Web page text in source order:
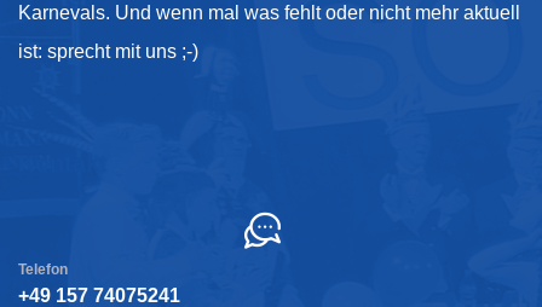
Karnevals. Und wenn mal was fehlt oder nicht mehr aktuell
ist: sprecht mit uns ;-)
Telefon
+49 157 74075241